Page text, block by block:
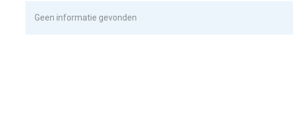
Geen informatie gevonden